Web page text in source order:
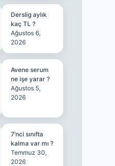
Derslig aylık
kaç TL ?
Ağustos 6,
2026
Avene serum
ne işe yarar ?
Ağustos 5,
2026
7’nci sınıfta
kalma var mı ?
Temmuz 30,
2026